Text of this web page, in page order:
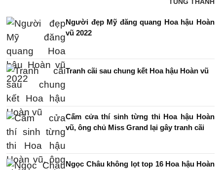
Người đẹp Mỹ đăng quang Hoa hậu Hoàn
vũ 2022
Tranh cãi sau chung kết Hoa hậu Hoàn vũ
Cấm cửa thí sinh từng thi Hoa hậu Hoàn
vũ, ông chủ Miss Grand lại gây tranh cãi
Ngọc Châu không lọt top 16 Hoa hậu Hoàn